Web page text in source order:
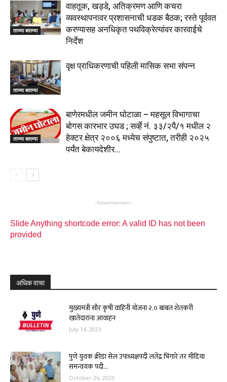
ताज्या बातम्या
वाहतूक, खड्डे, अतिक्रमण आणि कचरा
व्यवस्थापनावर प्रशासनाची धडक बैठक; रस्ते पूर्ववत
करण्यासह अनधिकृत पथविक्रेत्यांवर कारवाईचे
निर्देश
ताज्या बातम्या
वृक्ष प्राधिकरणाची पहिली मासिक सभा संपन्न
ताज्या बातम्या
बाणेरमधील जमीन घोटाळा – महसूल विभागाचा
बोगस कारभार उघड ; सर्व्हे नं. ३३/२पै/१ मधील २
हेक्टर क्षेत्र २००६ मध्येच संपुष्टात, तरीही २०२५
पर्यंत बेकायदेशीर...
- Advertisement -
Slide Anything shortcode error: A valid ID has not been
provided
अधिक वाचा
मुख्यमंत्री सौर कृषी वाहिनी योजना २.० बाबत शेतकरी
खातेदारांना आवाहन
July 14, 2023
पुणे युवक क्रीडा सेल उपाध्यक्षपदी लतेंद्र भिंगारे तर मीडिया
समन्वयक पदी...
October 26, 2023